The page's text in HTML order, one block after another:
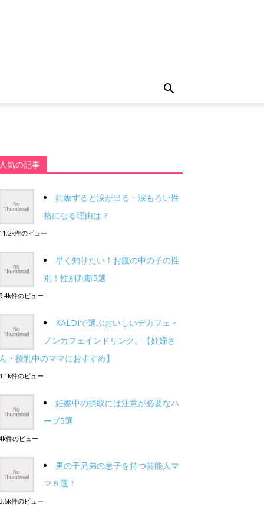
人気の記事
妊娠すると涙が出る・涙もろい性
格になる理由は？
11.2k件のビュー
早く知りたい！お腹の中の子の性
別！性別判断5選
9.4k件のビュー
KALDIで選ぶおいしいデカフェ・
ノンカフェインドリンク。【妊婦さ
ん・授乳中のママにおすすめ】
件のビュー
妊娠中の摂取には注意が必要なハ
ーブ5選
件のビュー
男の子兄弟の息子を持つ芸能人マ
マ５選！
3.6k件のビュー